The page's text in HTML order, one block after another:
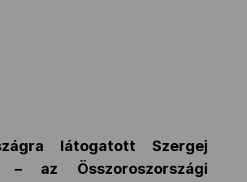
program
látogatott Szergej
– az Összoroszországi